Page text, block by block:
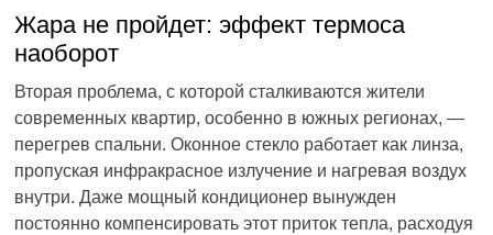
Жара не пройдет: эффект термоса
наоборот
Вторая проблема, с которой сталкиваются жители
современных квартир, особенно в южных регионах, —
перегрев спальни. Оконное стекло работает как линза,
пропуская инфракрасное излучение и нагревая воздух
внутри. Даже мощный кондиционер вынужден
постоянно компенсировать этот приток тепла, расходуя